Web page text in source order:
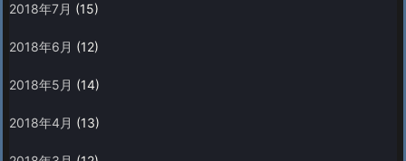
2018年7月 (15)
2018年6月 (12)
2018年5月 (14)
2018年4月 (13)